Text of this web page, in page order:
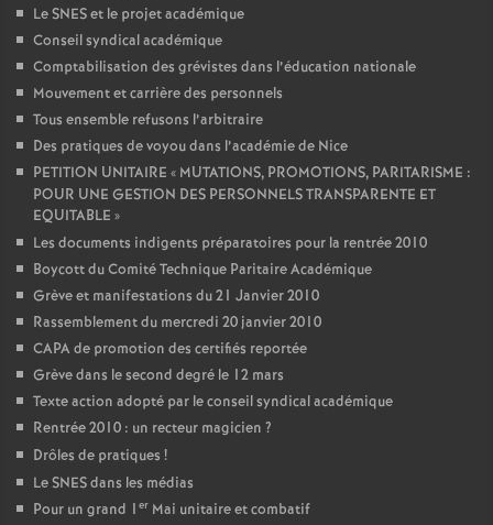
Le SNES et le projet académique
Conseil syndical académique
Comptabilisation des grévistes dans l’éducation nationale
Mouvement et carrière des personnels
Tous ensemble refusons l’arbitraire
Des pratiques de voyou dans l’académie de Nice
PETITION UNITAIRE « MUTATIONS, PROMOTIONS, PARITARISME :
POUR UNE GESTION DES PERSONNELS TRANSPARENTE ET
EQUITABLE »
Les documents indigents préparatoires pour la rentrée 2010
Boycott du Comité Technique Paritaire Académique
Grève et manifestations du 21 Janvier 2010
Rassemblement du mercredi 20 janvier 2010
CAPA de promotion des certifiés reportée
Grève dans le second degré le 12 mars
Texte action adopté par le conseil syndical académique
Rentrée 2010 : un recteur magicien ?
Drôles de pratiques !
Le SNES dans les médias
Pour un grand 1 er Mai unitaire et combatif